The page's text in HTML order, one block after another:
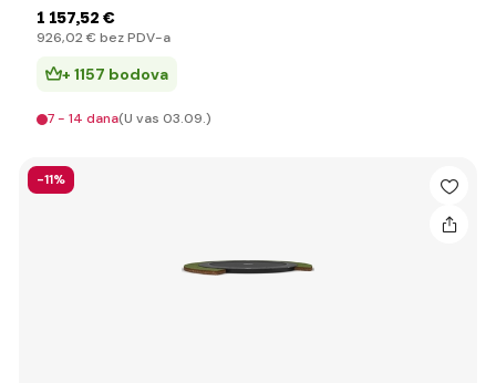
1 157,52 €
926,02 € bez PDV-a
+ 1157 bodova
7 - 14 dana(U vas 03.09.)
-11%